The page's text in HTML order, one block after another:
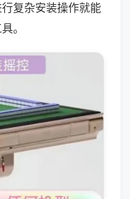
复杂安装操作就能
。